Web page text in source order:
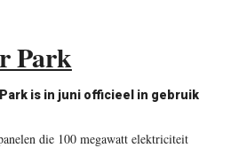
Park
Park is in juni officieel in gebruik
die 100 megawatt elektriciteit